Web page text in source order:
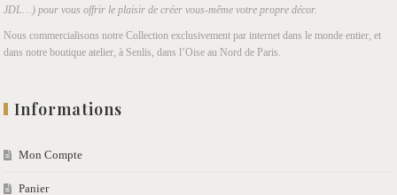
JDL…) pour vous offrir le plaisir de créer vous-même votre propre décor.
Nous commercialisons notre Collection exclusivement par internet dans le monde entier, et
dans notre boutique atelier, à Senlis, dans l’Oise au Nord de Paris.
Informations
Mon Compte
Panier